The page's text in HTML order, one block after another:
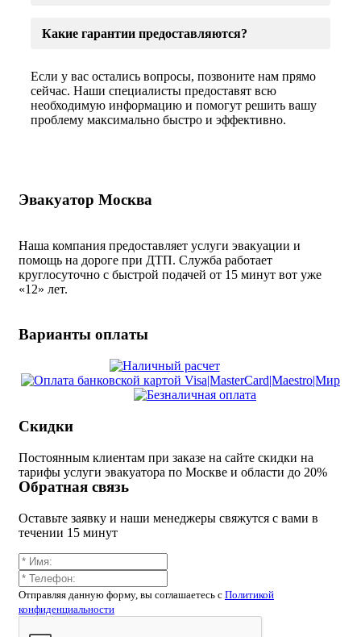
Какие гарантии предоставляются?
Если у вас остались вопросы, позвоните нам прямо
сейчас. Наши специалисты предоставят всю
необходимую информацию и помогут решить вашу
проблему максимально быстро и эффективно.
Эвакуатор Москва
Наша компания предоставляет услуги эвакуации и
помощь на дороге при ДТП. Служба работает
круглосуточно с быстрой подачей от 15 минут вот уже
«12» лет.
Варианты оплаты
Скидки
Постоянным клиентам при заказе на сайте скидки на
тарифы услуги эвакуатора по Москве и области до 20%
Обратная связь
Оставьте заявку и наши менеджеры свяжутся с вами в
течении 15 минут
Отправляя данную форму, вы соглашаетесь c Политикой
конфиденциальности